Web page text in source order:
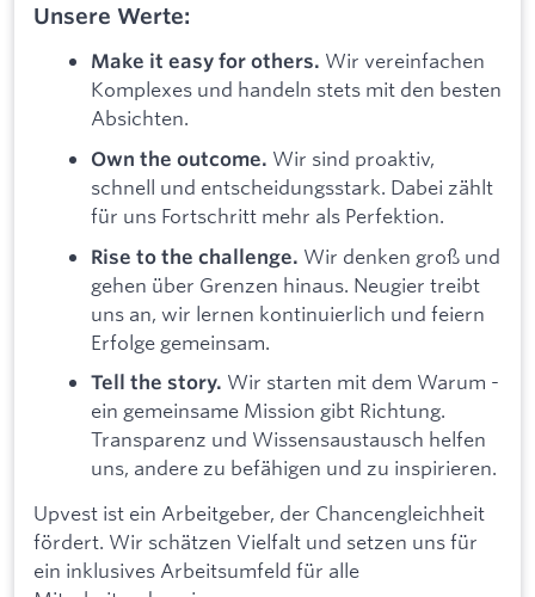
Unsere Werte:
Make it easy for others. Wir vereinfachen
Komplexes und handeln stets mit den besten
Absichten.
Own the outcome. Wir sind proaktiv,
schnell und entscheidungsstark. Dabei zählt
für uns Fortschritt mehr als Perfektion.
Rise to the challenge. Wir denken groß und
gehen über Grenzen hinaus. Neugier treibt
uns an, wir lernen kontinuierlich und feiern
Erfolge gemeinsam.
Tell the story. Wir starten mit dem Warum -
ein gemeinsame Mission gibt Richtung.
Transparenz und Wissensaustausch helfen
uns, andere zu befähigen und zu inspirieren.
Upvest ist ein Arbeitgeber, der Chancengleichheit
fördert. Wir schätzen Vielfalt und setzen uns für
ein inklusives Arbeitsumfeld für alle